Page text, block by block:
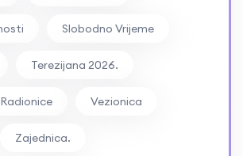
Slobodno Vrijeme
Terezijana 2026.
Vezionica
Zajednica.